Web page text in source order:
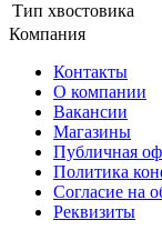
Тип хвостовика
Компания
Контакты
О компании
Вакансии
Магазины
Публичная
Политика
Согласие на
Реквизиты